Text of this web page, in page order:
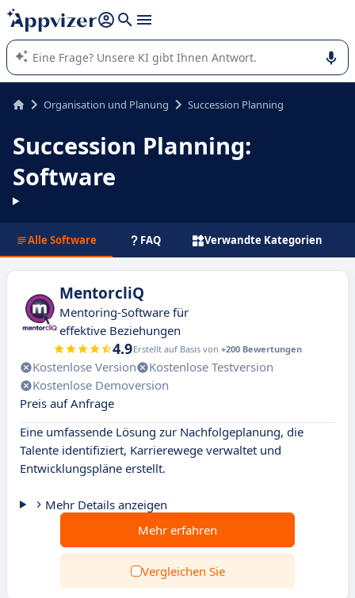
beantworten (mehrere Zeilen mit
Die KI von Appvizer führt Sie bei der Nutzung oder Auswahl
von SaaS-Software in Unternehmen.
Organisation und Planung Succession Planning
Succession Planning:
Software
Alle Software FAQ Verwandte Kategorien
MentorcliQ
Mentoring-Software für
effektive Beziehungen
4.9Erstellt auf Basis von +200 Bewertungen
Kostenlose Version
Kostenlose Testversion
Kostenlose Demoversion
Preis auf Anfrage
Eine umfassende Lösung zur Nachfolgeplanung, die
Talente identifiziert, Karrierewege verwaltet und
Entwicklungspläne erstellt.
Mehr Details anzeigen
Mehr erfahren
Vergleichen Sie